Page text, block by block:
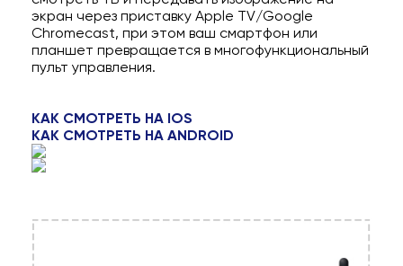
экран через приставку Apple TV/Google
Chromecast, при этом ваш смартфон или
планшет превращается в многофункциональный
пульт управления.
КАК СМОТРЕТЬ НА IOS
КАК СМОТРЕТЬ НА ANDROID